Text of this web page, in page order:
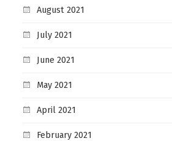
August 2021
July 2021
June 2021
May 2021
April 2021
February 2021